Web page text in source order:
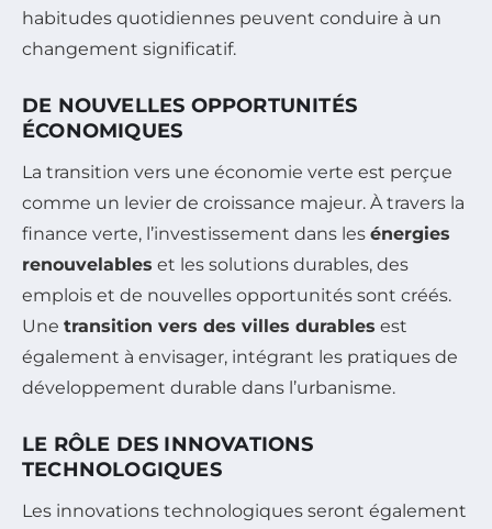
habitudes quotidiennes peuvent conduire à un
changement significatif.
DE NOUVELLES OPPORTUNITÉS
ÉCONOMIQUES
La transition vers une économie verte est perçue
comme un levier de croissance majeur. À travers la
finance verte, l’investissement dans les énergies
renouvelables et les solutions durables, des
emplois et de nouvelles opportunités sont créés.
Une transition vers des villes durables est
également à envisager, intégrant les pratiques de
développement durable dans l’urbanisme.
LE RÔLE DES INNOVATIONS
TECHNOLOGIQUES
Les innovations technologiques seront également